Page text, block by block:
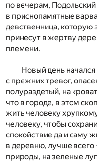
по вечерам, Подольский
в приснопамятные
девственница, которую
принесут в жертву
племени.
Новый день
с прежних тревог,
полураздетый, на
что в городе, в этом
жить человеку
человеку, чтобы
спокойствие да и саму
в деревню, лучше всего
природы, на зеленые